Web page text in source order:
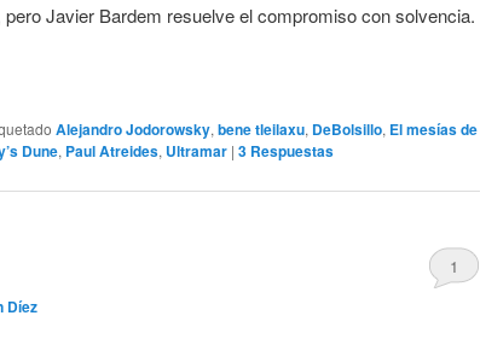
Javier Bardem resuelve el compromiso con solvencia.
Alejandro Jodorowsky, bene tleilaxu, DeBolsillo, El mesías de
Dune, Paul Atreides, Ultramar | 3 Respuestas
Díez
1